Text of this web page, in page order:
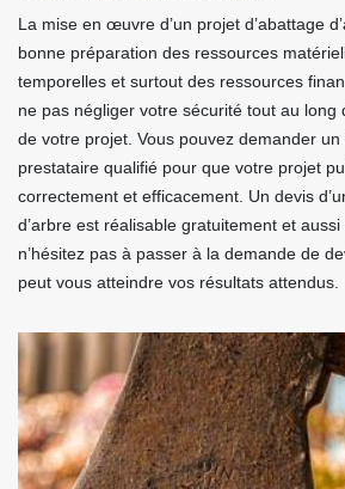
La mise en œuvre d’un projet d’abattage
bonne préparation des ressources
temporelles et surtout des ressources
ne pas négliger votre sécurité tout au long
de votre projet. Vous pouvez demander un
prestataire qualifié pour que votre projet
correctement et efficacement. Un devis
d’arbre est réalisable gratuitement et aussi
n’hésitez pas à passer à la demande de
peut vous atteindre vos résultats attendus.